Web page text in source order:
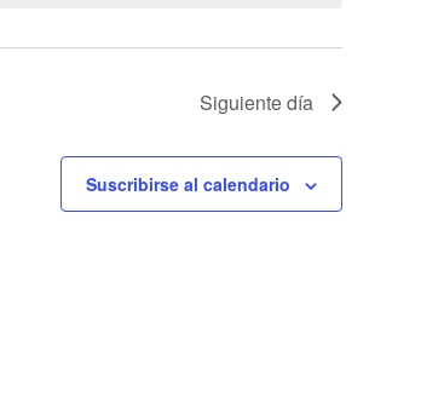
Siguiente día
Suscribirse al calendario